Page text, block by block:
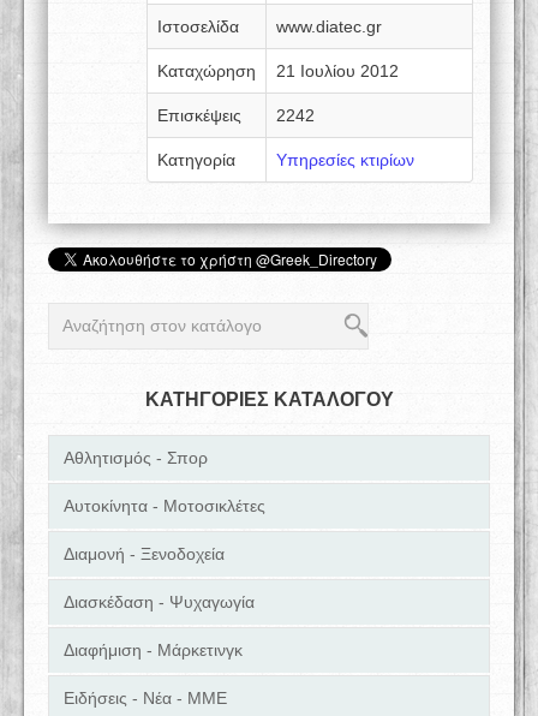
Ιστοσελίδα www.diatec.gr
Καταχώρηση 21 Ιουλίου 2012
Επισκέψεις 2242
Κατηγορία Υπηρεσίες κτιρίων
ΚΑΤΗΓΟΡΙΕΣ ΚΑΤΑΛΟΓΟΥ
Αθλητισμός - Σπορ
Αυτοκίνητα - Μοτοσικλέτες
Διαμονή - Ξενοδοχεία
Διασκέδαση - Ψυχαγωγία
Διαφήμιση - Μάρκετινγκ
Ειδήσεις - Νέα - ΜΜΕ